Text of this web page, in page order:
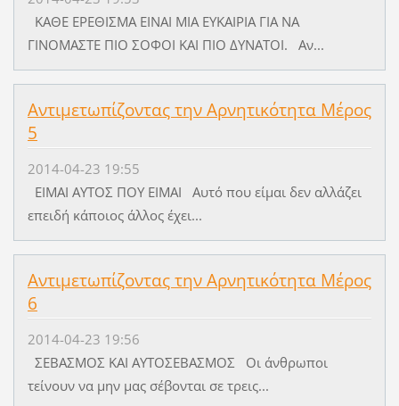
KAΘE ΕΡΕΘΙΣΜΑ ΕΙΝΑΙ ΜΙΑ ΕΥΚΑΙΡΙΑ ΓΙΑ ΝΑ
ΓΙΝΟΜΑΣΤΕ ΠΙΟ ΣΟΦΟΙ ΚΑΙ ΠΙΟ ΔΥΝΑΤΟΙ. Aν...
Αντιμετωπίζοντας την Αρνητικότητα Μέρος
5
2014-04-23 19:55
EIMAI AYTOΣ ΠOY EIMAI Aυτό που είμαι δεν αλλάζει
επειδή κάποιος άλλος έχει...
Αντιμετωπίζοντας την Αρνητικότητα Μέρος
6
2014-04-23 19:56
ΣEBAΣMOΣ KAI AYTOΣEBAΣMOΣ Oι άνθρωποι
τείνουν να μην μας σέβονται σε τρεις...